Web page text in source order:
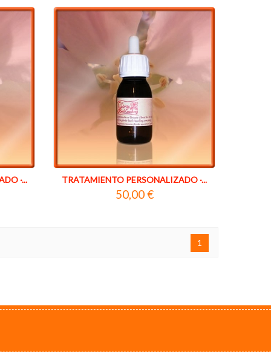
·... TRATAMIENTO PERSONALIZADO ·...
50,00 €
1